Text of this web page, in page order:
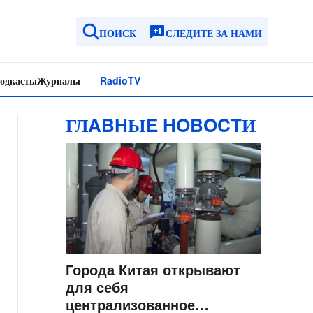
ПОИСК СЛЕДИТЕ ЗА НАМИ
Журналы RadioTV
ГЛABHЫE HOBOCTИ
Города Китая открывают
для себя
централизованное